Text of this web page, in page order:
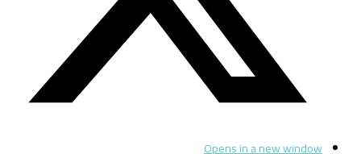
Opens in a new window